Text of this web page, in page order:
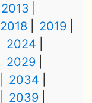
2013
2018
2019
2024
2029
2034
2039